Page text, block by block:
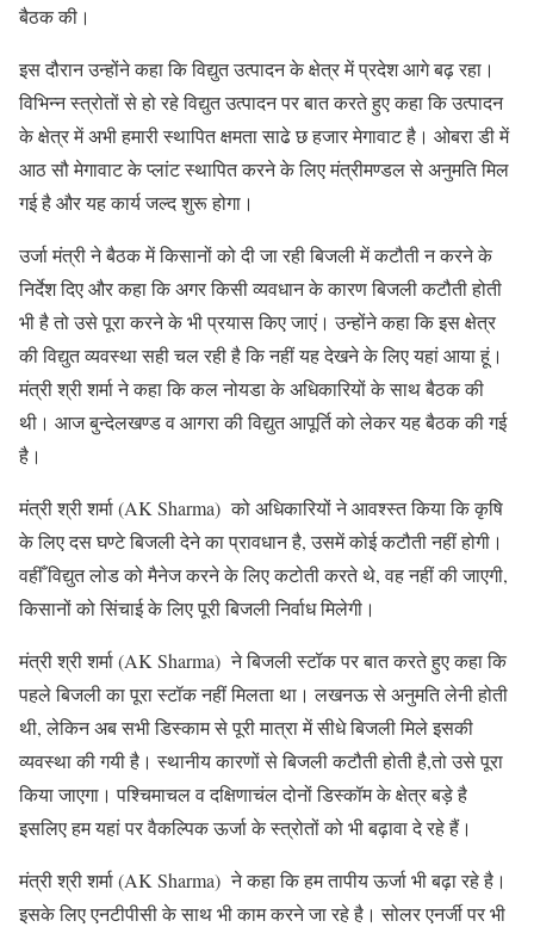
बैठक की।
इस दौरान उन्होंने कहा कि विद्युत उत्पादन के क्षेत्र में प्रदेश आगे बढ़ रहा।
विभिन्न स्त्रोतों से हो रहे विद्युत उत्पादन पर बात करते हुए कहा कि उत्पादन
के क्षेत्र में अभी हमारी स्थापित क्षमता साढे छ हजार मेगावाट है। ओबरा डी में
आठ सौ मेगावाट के प्लांट स्थापित करने के लिए मंत्रीमण्डल से अनुमति मिल
गई है और यह कार्य जल्द शुरू होगा।
उर्जा मंत्री ने बैठक में किसानों को दी जा रही बिजली में कटौती न करने के
निर्देश दिए और कहा कि अगर किसी व्यवधान के कारण बिजली कटौती होती
भी है तो उसे पूरा करने के भी प्रयास किए जाएं। उन्होंने कहा कि इस क्षेत्र
की विद्युत व्यवस्था सही चल रही है कि नहीं यह देखने के लिए यहां आया हूं।
मंत्री श्री शर्मा ने कहा कि कल नोयडा के अधिकारियों के साथ बैठक की
थी। आज बुन्देलखण्ड व आगरा की विद्युत आपूर्ति को लेकर यह बैठक की गई
है।
मंत्री श्री शर्मा (AK Sharma) को अधिकारियों ने आवश्स्त किया कि कृषि
के लिए दस घण्टे बिजली देने का प्रावधान है, उसमें कोई कटौती नहीं होगी।
वहीँ विद्युत लोड को मैनेज करने के लिए कटोती करते थे, वह नहीं की जाएगी,
किसानों को सिंचाई के लिए पूरी बिजली निर्वाध मिलेगी।
मंत्री श्री शर्मा (AK Sharma) ने बिजली स्टॉक पर बात करते हुए कहा कि
पहले बिजली का पूरा स्टॉक नहीं मिलता था। लखनऊ से अनुमति लेनी होती
थी, लेकिन अब सभी डिस्काम से पूरी मात्रा में सीधे बिजली मिले इसकी
व्यवस्था की गयी है। स्थानीय कारणों से बिजली कटौती होती है,तो उसे पूरा
किया जाएगा। पश्चिमाचल व दक्षिणाचंल दोनों डिस्कॉम के क्षेत्र बड़े है
इसलिए हम यहां पर वैकल्पिक ऊर्जा के स्त्रोतों को भी बढ़ावा दे रहे हैं।
मंत्री श्री शर्मा (AK Sharma) ने कहा कि हम तापीय ऊर्जा भी बढ़ा रहे है।
इसके लिए एनटीपीसी के साथ भी काम करने जा रहे है। सोलर एनर्जी पर भी